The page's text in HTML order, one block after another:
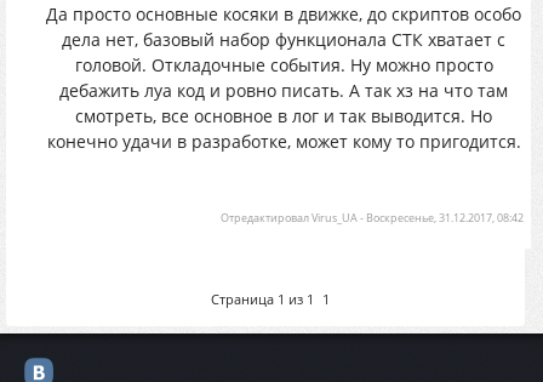
Да просто основные косяки в движке, до скриптов особо
дела нет, базовый набор функционала СТК хватает с
головой. Откладочные события. Ну можно просто
дебажить луа код и ровно писать. А так хз на что там
смотреть, все основное в лог и так выводится. Но
конечно удачи в разработке, может кому то пригодится.
ОтредактировалVirus_UA - Воскресенье, 31.12.2017, 08:42
Страница 1 из 1 1